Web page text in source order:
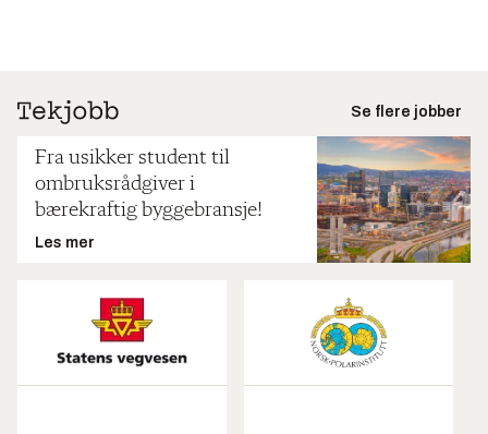
Se flere jobber
Fra usikker student til
ombruksrådgiver i
bærekraftig byggebransje!
Les mer